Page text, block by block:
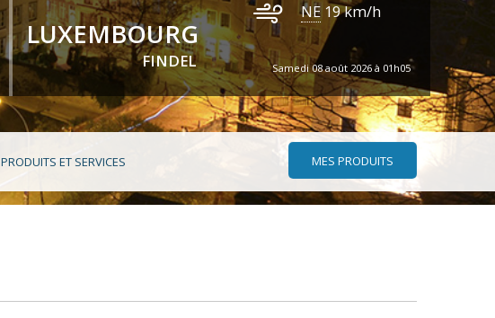
LUXEMBOURG
FINDEL
NE 19km/h
Samedi 08 août 2026 à 01h05
PRODUITS ET SERVICES MES PRODUITS